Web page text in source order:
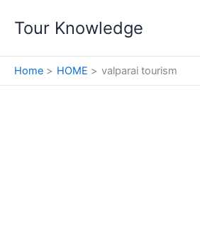
Tour Knowledge
Home HOME valparai tourism